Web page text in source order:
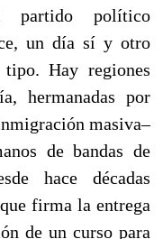
partido político
un día sí y otro
Hay regiones
hermanadas por
masiva–
de bandas de
hace décadas
firma la entrega
de un curso para